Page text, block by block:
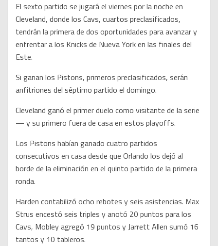
El sexto partido se jugará el viernes por la noche en
Cleveland, donde los Cavs, cuartos preclasificados,
tendrán la primera de dos oportunidades para avanzar y
enfrentar a los Knicks de Nueva York en las finales del
Este.
Si ganan los Pistons, primeros preclasificados, serán
anfitriones del séptimo partido el domingo.
Cleveland ganó el primer duelo como visitante de la serie
— y su primero fuera de casa en estos playoffs.
Los Pistons habían ganado cuatro partidos
consecutivos en casa desde que Orlando los dejó al
borde de la eliminación en el quinto partido de la primera
ronda.
Harden contabilizó ocho rebotes y seis asistencias. Max
Strus encestó seis triples y anotó 20 puntos para los
Cavs, Mobley agregó 19 puntos y Jarrett Allen sumó 16
tantos y 10 tableros.